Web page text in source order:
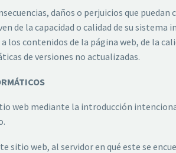
daños o perjuicios que
de la capacidad o calidad de su
los contenidos de la página web, de la
de versiones no actualizadas.
web mediante la introducción
sitio web, al servidor en qué este se